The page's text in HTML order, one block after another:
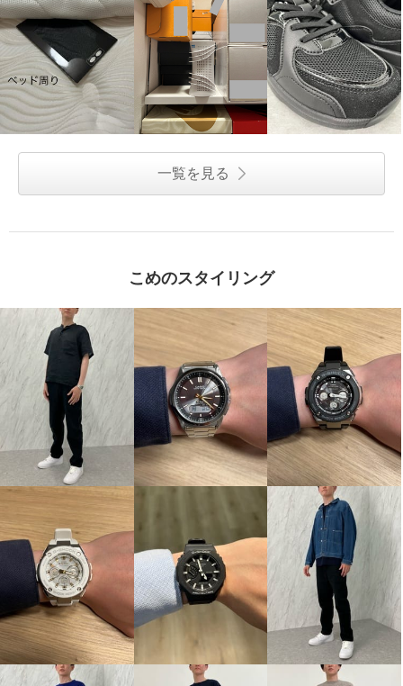
一覧を見る
こめのスタイリング